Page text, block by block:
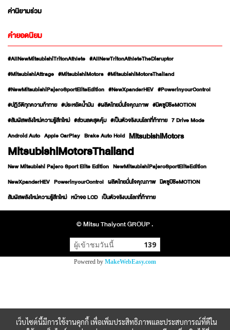
ค่านิยามร่วม
คำยอดนิยม
#AllNewMitsubishiTritonAthlete #AllNewTritonAthleteTheDisruptor
#MitsubishiAttrage #MitsubishiMotors #MitsubishiMotorsThailand
#NewMitsubishiPajeroSportEliteEdition #NewXpanderHEV #PowerinyourControl
#ปฏิวัติทุกความท้าทาย #ประหยัดน้ำมัน #ผลิตไทยมั่นใจคุณภาพ #มิตซูบิชิeMOTION
#สัมผัสพลังใหม่ความรู้สึกใหม่ #ส่วนลดสุดคุ้ม #เป็นตัวจริงบนโลกที่ท้าทาย 7 Drive Mode
Android Auto Apple CarPlay Brake Auto Hold MitsubishiMotors
MitsubishiMotorsThailand
New Mitsubishi Pajero Sport Elite Edition NewMitsubishiPajeroSportEliteEdition
NewXpanderHEV PowerinyourControl ผลิตไทยมั่นใจคุณภาพ มิตซูบิชิeMOTION
สัมผัสพลังใหม่ความรู้สึกใหม่ หน้าจอ LCD เป็นตัวจริงบนโลกที่ท้าทาย
© Mitsu Thaiyont GROUP .
ผู้เข้าชมวันนี้ 139
Powered by MakeWebEasy.com
เว็บไซต์นี้มีการใช้งานคุกกี้ เพื่อเพิ่มประสิทธิภาพและประสบการณ์ที่ดีใน